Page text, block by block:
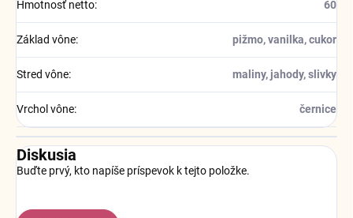
Hmotnosť netto: 60
Základ vône: pižmo, vanilka, cukor
Stred vône: maliny, jahody, slivky
Vrchol vône: černice
Diskusia
Buďte prvý, kto napíše príspevok k tejto položke.